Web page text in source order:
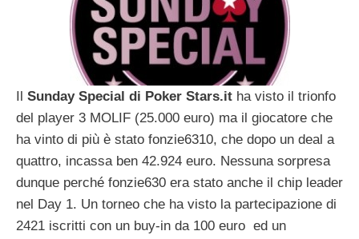
Il Sunday Special di Poker Stars.it ha visto il trionfo
del player 3 MOLIF (25.000 euro) ma il giocatore che
ha vinto di più è stato fonzie6310, che dopo un deal a
quattro, incassa ben 42.924 euro. Nessuna sorpresa
dunque perché fonzie630 era stato anche il chip leader
nel Day 1. Un torneo che ha visto la partecipazione di
2421 iscritti con un buy-in da 100 euro ed un